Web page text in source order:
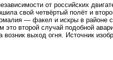
от российских
свой четвёртый полёт и
— факел и искры в районе
это второй случай подобной
выход огня. Источник